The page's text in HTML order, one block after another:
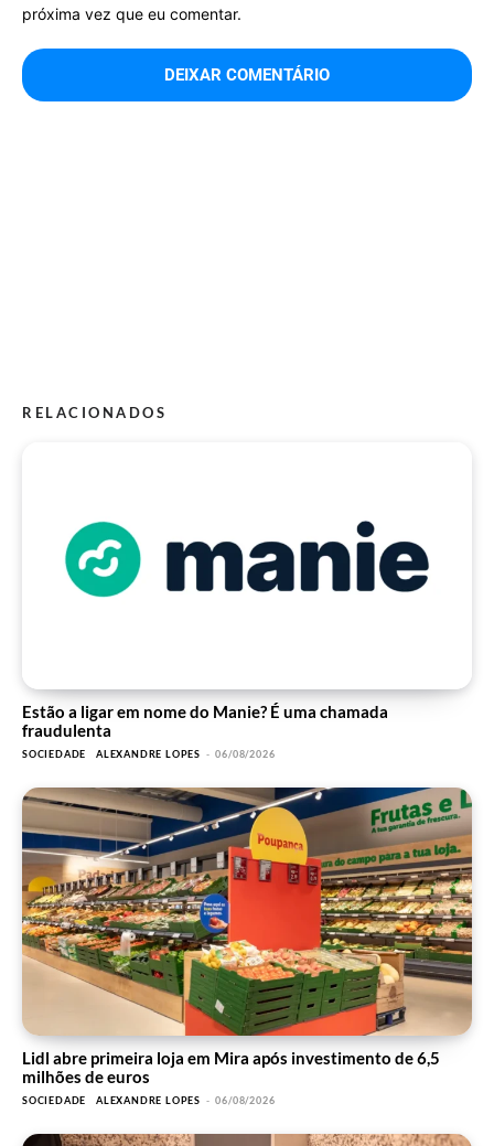
próxima vez que eu comentar.
RELACIONADOS
Estão a ligar em nome do Manie? É uma chamada
fraudulenta
SOCIEDADE ALEXANDRE LOPES - 06/08/2026
Lidl abre primeira loja em Mira após investimento de 6,5
milhões de euros
SOCIEDADE ALEXANDRE LOPES - 06/08/2026